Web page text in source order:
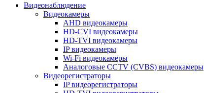
Видеонаблюдение
Видеокамеры
AHD видеокамеры
HD-CVI видеокамеры
HD-TVI видеокамеры
IP видеокамеры
Wi-Fi видеокамеры
Аналоговые CCTV (CVBS) видеокамеры
Видеорегистраторы
IP видеорегистраторы